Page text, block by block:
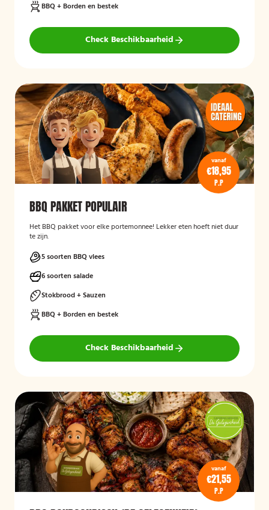
BBQ + Borden en bestek
Check Beschikbaarheid
vanaf
€18,95
P.P
BBQ PAKKET POPULAIR
Het BBQ pakket voor elke portemonnee! Lekker eten hoeft niet duur
te zijn.
5 soorten BBQ vlees
6 soorten salade
Stokbrood + Sauzen
BBQ + Borden en bestek
Check Beschikbaarheid
vanaf
€21,55
P.P